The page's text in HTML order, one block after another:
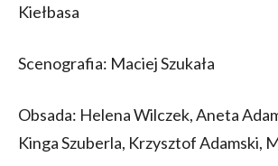
Kiełbasa
Scenografia: Maciej Szukała
Obsada: Helena Wilczek, Aneta
Kinga Szuberla, Krzysztof Adamski,